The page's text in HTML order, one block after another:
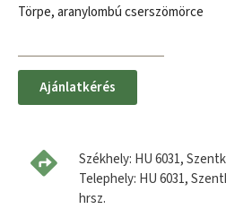
Törpe, aranylombú cserszömörce
Ajánlatkérés
Székhely: HU 6031,
Telephely: HU 6031,
hrsz.